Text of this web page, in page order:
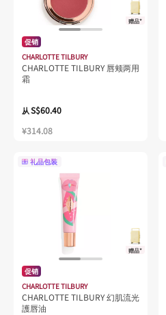
赠品*
促销
CHARLOTTE TILBURY
CHARLOTTE TILBURY 唇颊两用
霜
从S$60.40
¥314.08
礼品包装
赠品*
促销
CHARLOTTE TILBURY
CHARLOTTE TILBURY 幻肌流光
護唇油